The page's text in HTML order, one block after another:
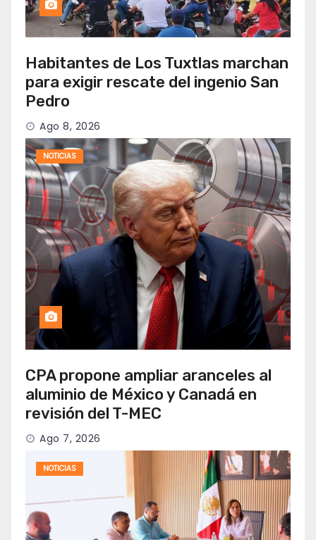
Habitantes de Los Tuxtlas marchan
para exigir rescate del ingenio San
Pedro
Ago 8, 2026
NOTICIAS
CPA propone ampliar aranceles al
aluminio de México y Canadá en
revisión del T-MEC
Ago 7, 2026
NOTICIAS